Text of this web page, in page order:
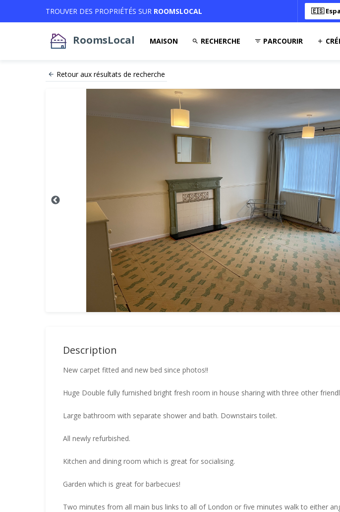
TROUVER DES PROPRIÉTÉS SUR ROOMSLOCAL 🇪🇸
RoomsLocal MAISON RECHERCHE PARCOURIR
Retour aux résultats de recherche
Description
New carpet fitted and new bed since photos!!
Huge Double fully furnished bright fresh room in house sharing with three other
Large bathroom with separate shower and bath. Downstairs toilet.
All newly refurbished.
Kitchen and dining room which is great for socialising.
Garden which is great for barbecues!
Two minutes from all main bus links to all of London or five minutes walk to either